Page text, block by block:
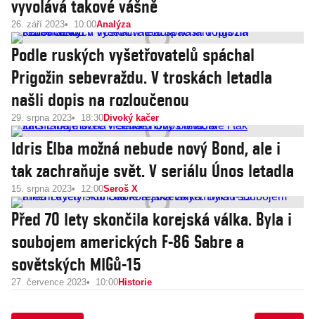
vyvolává takové vášně
26. září 2023 10:00Analýza
Podle ruských vyšetřovatelů spáchal
Prigožin sebevraždu. V troskách letadla
našli dopis na rozloučenou
29. srpna 2023 18:30Divoký kačer
Idris Elba možná nebude nový Bond, ale i
tak zachraňuje svět. V seriálu Únos letadla
15. srpna 2023 12:00Seroš X
Před 70 lety skončila korejská válka. Byla i
soubojem amerických F-86 Sabre a
sovětských MIGů-15
27. července 2023 10:00Historie